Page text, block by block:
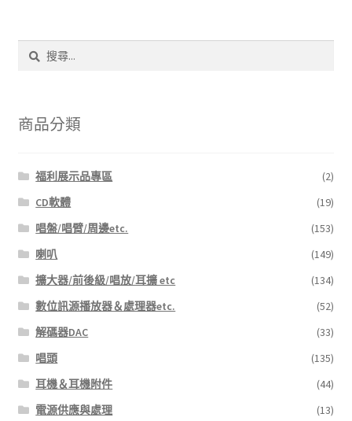
字:
商品分類
福利展示品專區
(2)
CD軟體
(19)
唱盤/唱臂/周邊etc.
(153)
喇叭
(149)
擴大器/前後級/唱放/耳擴 etc
(134)
數位訊源播放器＆處理器etc.
(52)
解碼器DAC
(33)
唱頭
(135)
耳機＆耳機附件
(44)
電源供應與處理
(13)